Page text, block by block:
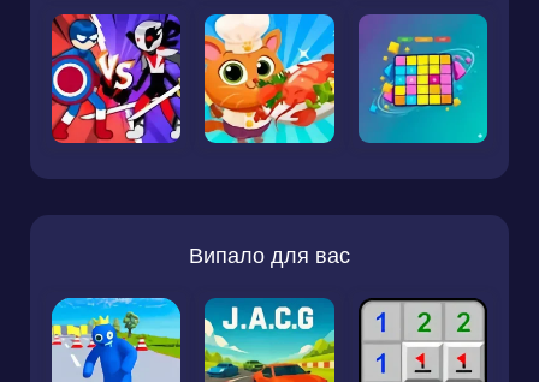
Випало для вас